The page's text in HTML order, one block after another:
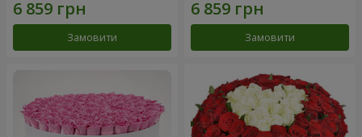
Замовити Замовити